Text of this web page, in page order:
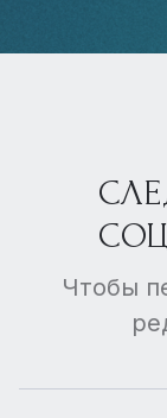
Чтобы